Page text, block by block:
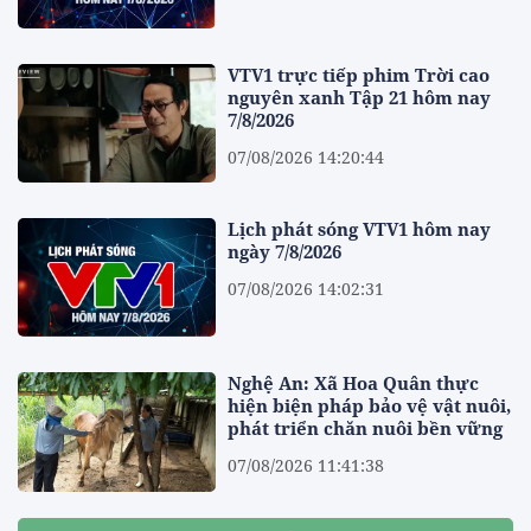
VTV1 trực tiếp phim Trời cao
nguyên xanh Tập 21 hôm nay
7/8/2026
07/08/2026 14:20:44
Lịch phát sóng VTV1 hôm nay
ngày 7/8/2026
07/08/2026 14:02:31
Nghệ An: Xã Hoa Quân thực
hiện biện pháp bảo vệ vật nuôi,
phát triển chăn nuôi bền vững
07/08/2026 11:41:38